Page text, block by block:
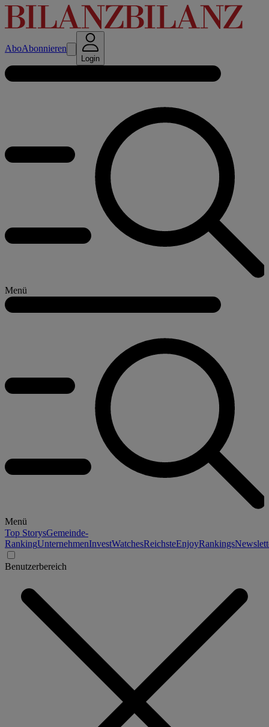
AboAbonnieren
Login
Menü
Menü
Top StorysGemeinde-
RankingUnternehmenInvestWatchesReichsteEnjoyRankings
Benutzerbereich